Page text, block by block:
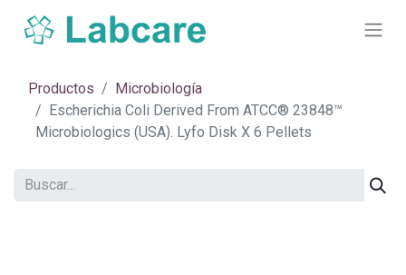
Productos
Microbiología
Escherichia Coli Derived From ATCC® 23848™
Microbiologics (USA). Lyfo Disk X 6 Pellets